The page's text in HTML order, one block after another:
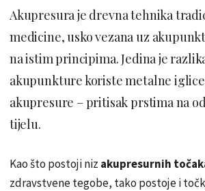
Akupresura je drevna tehnika
medicine, usko vezana uz
na istim principima. Jedina je
akupunkture koriste metalne
akupresure – pritisak prstima na
tijelu.
Kao što postoji niz akupresurnih
zdravstvene tegobe, tako postoje i